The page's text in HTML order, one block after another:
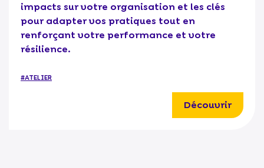
impacts sur votre organisation et les clés
pour adapter vos pratiques tout en
renforçant votre performance et votre
résilience.
#ATELIER
Découvrir